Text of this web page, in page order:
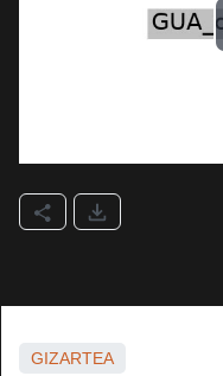
GIZARTEA